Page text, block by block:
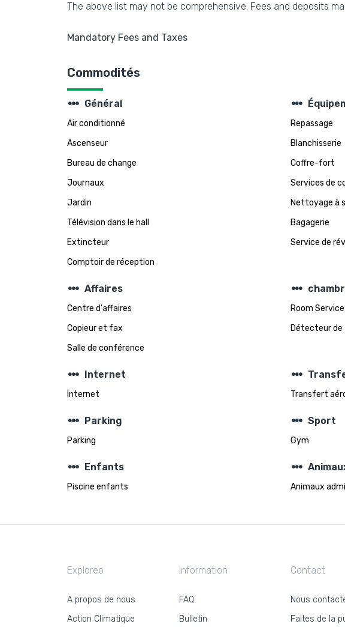
The above list may not be comprehensive. Fees and deposits
Mandatory Fees and Taxes
Commodités
steppers Général
Air conditionné
Ascenseur
Bureau de change
Journaux
Jardin
Télévision dans le hall
Extincteur
Comptoir de réception
steppers
Repassage
Blanchisserie
Coffre-fort
Services de
Nettoyage à
Bagagerie
Service de
steppers Affaires
Centre d'affaires
Copieur et fax
Salle de conférence
steppers
Room Service
Détecteur de
steppers Internet
Internet
steppers
Transfert
steppers Parking
Parking
steppers Sport
Gym
steppers Enfants
Piscine enfants
steppers
Animaux
Exploreo
A propos de nous
Action Climatique
Information
FAQ
Bulletin
Contact
Nous
Faites de la